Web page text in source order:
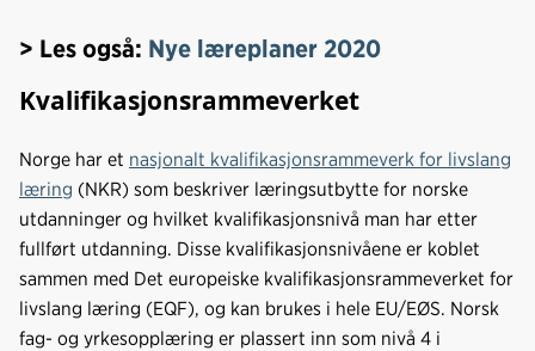
> Les også: Nye læreplaner 2020
Kvalifikasjonsrammeverket
Norge har et nasjonalt kvalifikasjonsrammeverk for livslang
læring (NKR) som beskriver læringsutbytte for norske
utdanninger og hvilket kvalifikasjonsnivå man har etter
fullført utdanning. Disse kvalifikasjonsnivåene er koblet
sammen med Det europeiske kvalifikasjonsrammeverket for
livslang læring (EQF), og kan brukes i hele EU/EØS. Norsk
fag- og yrkesopplæring er plassert inn som nivå 4 i